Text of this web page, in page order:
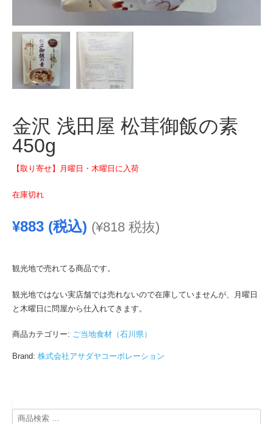
金沢 浅田屋 松茸御飯の素
450g
【取り寄せ】月曜日・木曜日に入荷
在庫切れ
¥883 (税込) (¥818 税抜)
観光地で売れてる商品です。
観光地ではない実店舗では売れないので在庫していませんが、月曜日
と木曜日に問屋から仕入れてきます。
商品カテゴリー: ご当地食材（石川県）
Brand: 株式会社アサダヤコーポレーション
検